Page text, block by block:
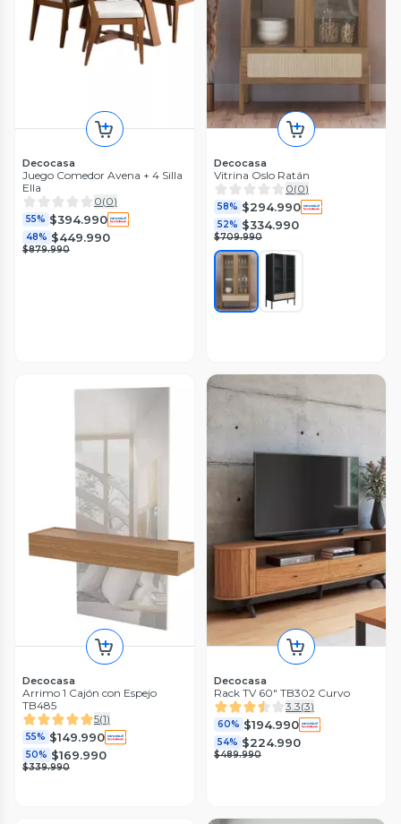
Decocasa
Juego Comedor Avena + 4 Silla
Ella
0(0)
55% $394.990
48% $449.990
$879.990
Decocasa
Vitrina Oslo Ratán
0(0)
58% $294.990
52% $334.990
$709.990
Decocasa
Arrimo 1 Cajón con Espejo
TB485
5(1)
55% $149.990
50% $169.990
$339.990
Decocasa
Rack TV 60" TB302 Curvo
3.3(3)
60% $194.990
54% $224.990
$489.990